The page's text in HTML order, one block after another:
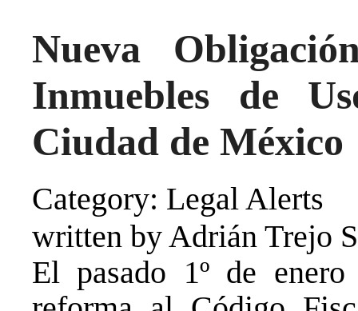
Nueva
Inmuebles de
Ciudad de México
Category: Legal Alerts
written by Adrián Trejo
El pasado 1º de